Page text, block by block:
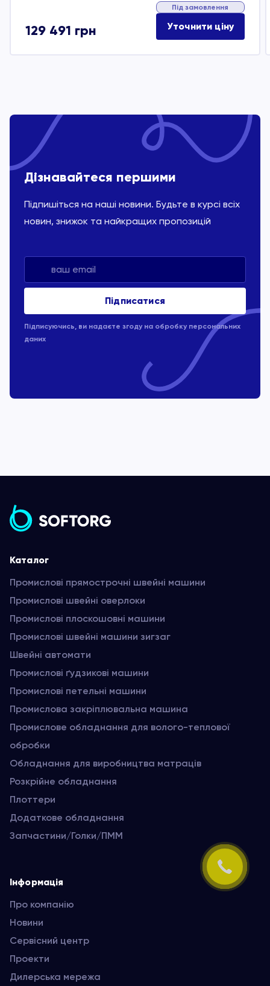
129 491 грн
Під замовлення
Уточнити ціну
Дізнавайтеся першими
Підпишіться на наші новини. Будьте в курсі всіх
новин, знижок та найкращих пропозицій
Підписуючись, ви надаєте згоду на обробку персональних
даних
Каталог
Промислові прямострочні швейні машини
Промислові швейні оверлоки
Промислові плоскошовні машини
Промислові швейні машини зигзаг
Швейні автомати
Промислові ґудзикові машини
Промислові петельні машини
Промислова закріплювальна машина
Промислове обладнання для волого-теплової
обробки
Обладнання для виробництва матраців
Розкрійне обладнання
Плоттери
Додаткове обладнання
Запчастини/Голки/ПММ
Інформація
Про компанію
Новини
Сервісний центр
Проекти
Дилерська мережа